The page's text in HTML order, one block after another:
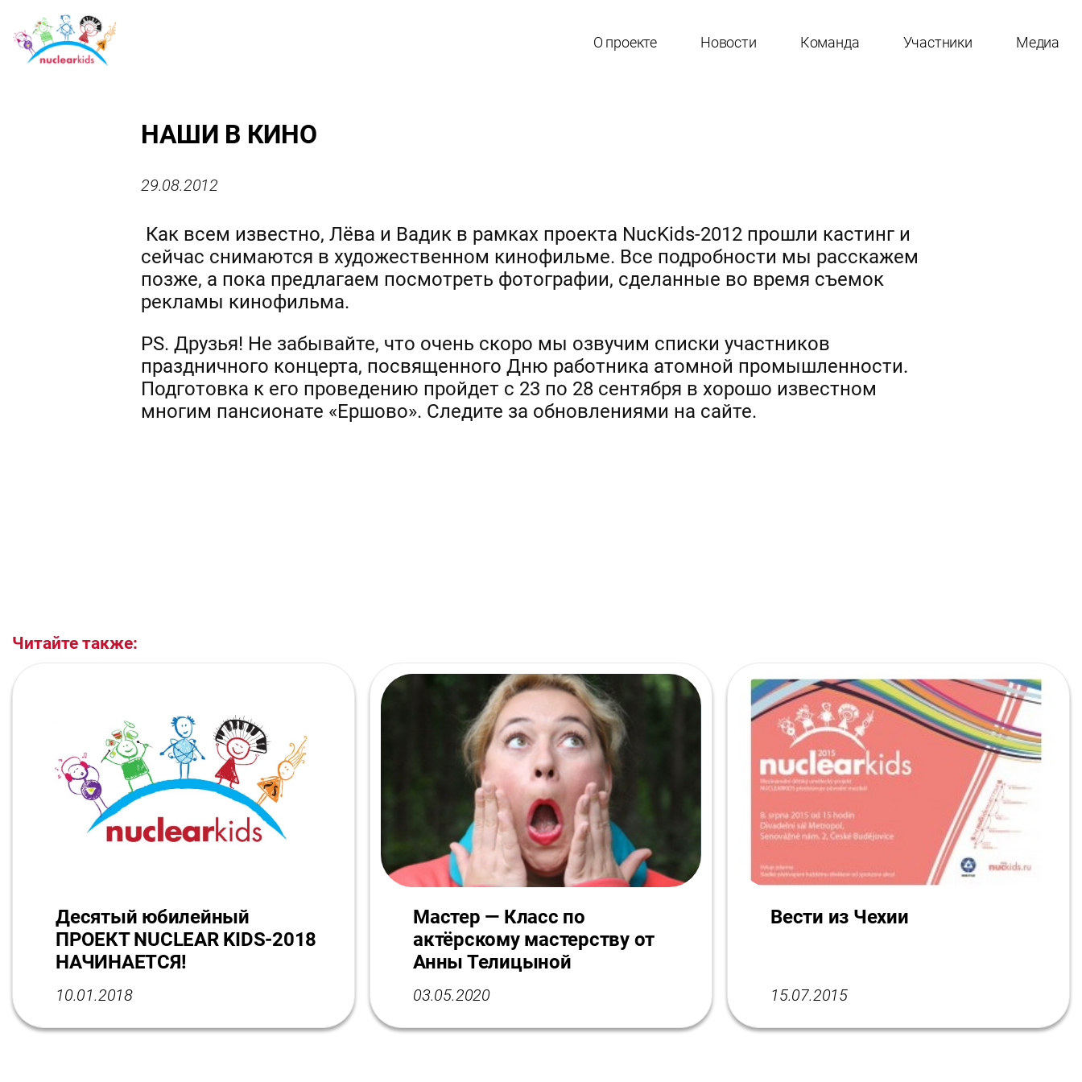
О проекте Новости Команда Участники Медиа
НАШИ В КИНО
29.08.2012
Как всем известно, Лёва и Вадик в рамках проекта NucKids-2012 прошли кастинг и
сейчас снимаются в художественном кинофильме. Все подробности мы расскажем
позже, а пока предлагаем посмотреть фотографии, сделанные во время съемок
рекламы кинофильма.
PS. Друзья! Не забывайте, что очень скоро мы озвучим списки участников
праздничного концерта, посвященного Дню работника атомной промышленности.
Подготовка к его проведению пройдет с 23 по 28 сентября в хорошо известном
многим пансионате «Ершово». Следите за обновлениями на сайте.
Читайте также:
Десятый юбилейный
ПРОЕКТ NUCLEAR KIDS-2018
НАЧИНАЕТСЯ!
10.01.2018
Мастер — Класс по
актёрскому мастерству от
Анны Телицыной
03.05.2020
Вести из Чехии
15.07.2015